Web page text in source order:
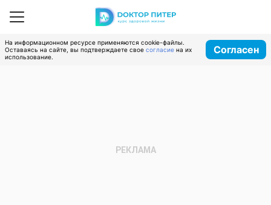
На информационном ресурсе применяются cookie-файлы.
Оставаясь на сайте, вы подтверждаете свое согласие на их
использование.
Согласен